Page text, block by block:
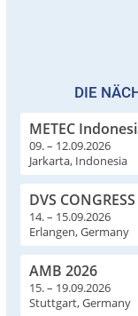
DIE
METEC
09. – 12.09.2026
Jarkarta, Indonesia
DVS
14. – 15.09.2026
Erlangen, Germany
AMB 2026
15. – 19.09.2026
Stuttgart, Germany